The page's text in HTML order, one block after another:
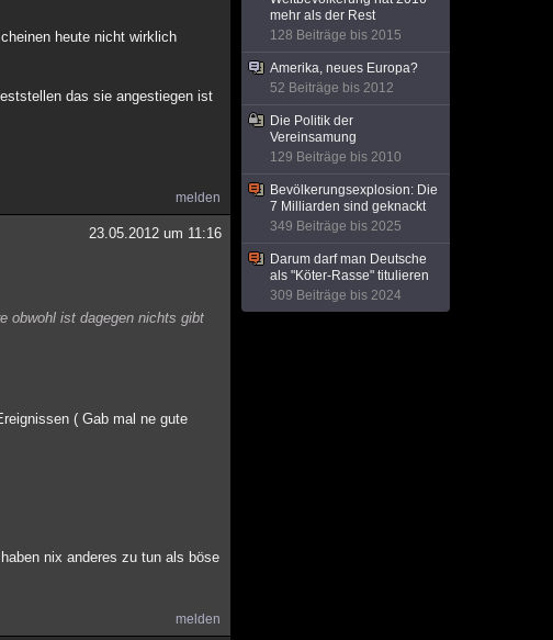
heute nicht wirklich
das sie angestiegen ist
melden
23.05.2012 um 11:16
obwohl ist dagegen nichts gibt
( Gab mal ne gute
nix anderes zu tun als böse
melden
mehr als der Rest
128 Beiträge bis 2015
Amerika, neues Europa?
52 Beiträge bis 2012
Die Politik der
Vereinsamung
129 Beiträge bis 2010
Bevölkerungsexplosion: Die
7 Milliarden sind geknackt
349 Beiträge bis 2025
Darum darf man Deutsche
als "Köter-Rasse" titulieren
309 Beiträge bis 2024